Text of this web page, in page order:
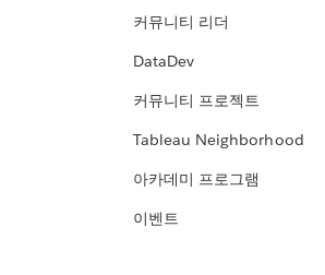
커뮤니티 리더
DataDev
커뮤니티 프로젝트
Tableau Neighborhood
아카데미 프로그램
이벤트